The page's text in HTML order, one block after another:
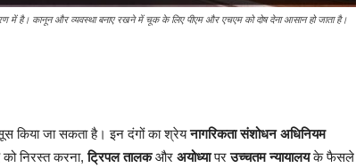
में है। कानून और व्यवस्था बनाए रखने में चूक के लिए पीएम और एचएम को दोष देना आसान हो जाता है।
किया जा सकता है। इन दंगों का श्रेयनागरिकता संशोधन अधिनियम
को निरस्त करना, ट्रिपल तालकऔर अयोध्यापरउच्चतम न्यायालयके फैसले